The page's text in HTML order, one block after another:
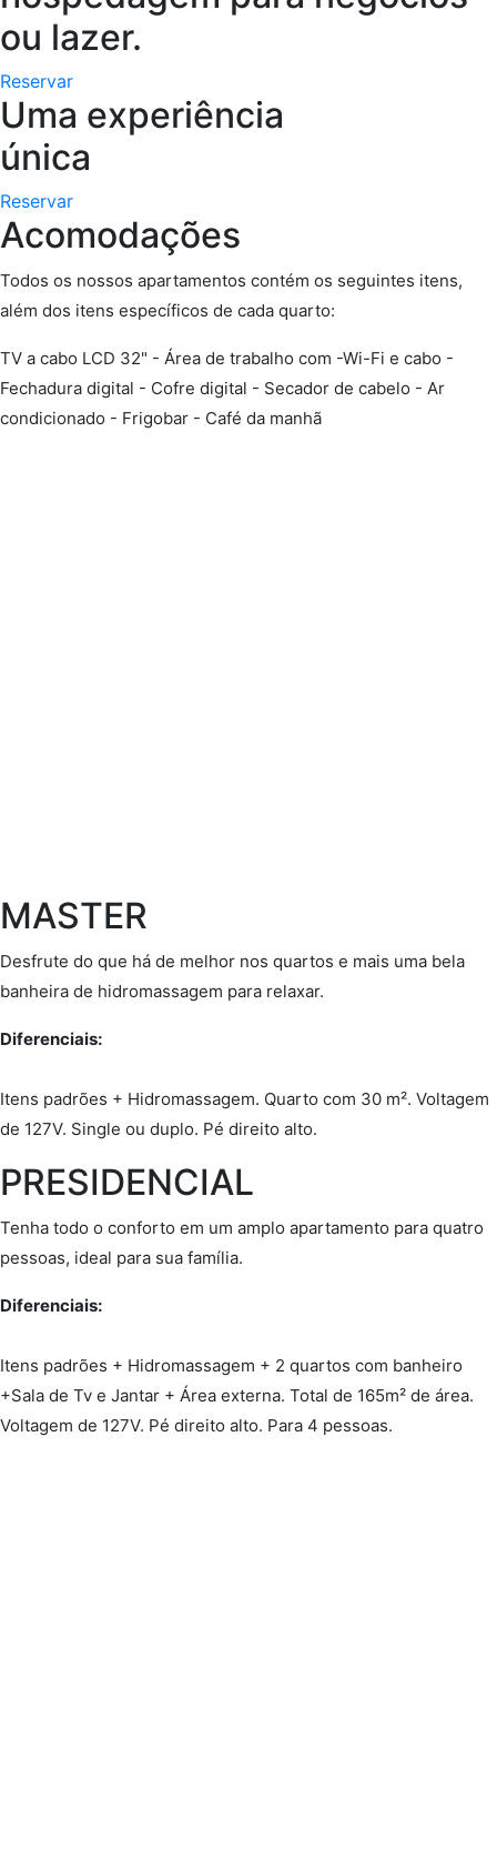
ou lazer.
Reservar
Uma experiência
única
Reservar
Acomodações
Todos os nossos apartamentos contém os seguintes itens,
além dos itens específicos de cada quarto:
TV a cabo LCD 32" - Área de trabalho com -Wi-Fi e cabo -
Fechadura digital - Cofre digital - Secador de cabelo - Ar
condicionado - Frigobar - Café da manhã
MASTER
Desfrute do que há de melhor nos quartos e mais uma bela
banheira de hidromassagem para relaxar.
Diferenciais:
Itens padrões + Hidromassagem. Quarto com 30 m². Voltagem
de 127V. Single ou duplo. Pé direito alto.
PRESIDENCIAL
Tenha todo o conforto em um amplo apartamento para quatro
pessoas, ideal para sua família.
Diferenciais:
Itens padrões + Hidromassagem + 2 quartos com banheiro
+Sala de Tv e Jantar + Área externa. Total de 165m² de área.
Voltagem de 127V. Pé direito alto. Para 4 pessoas.